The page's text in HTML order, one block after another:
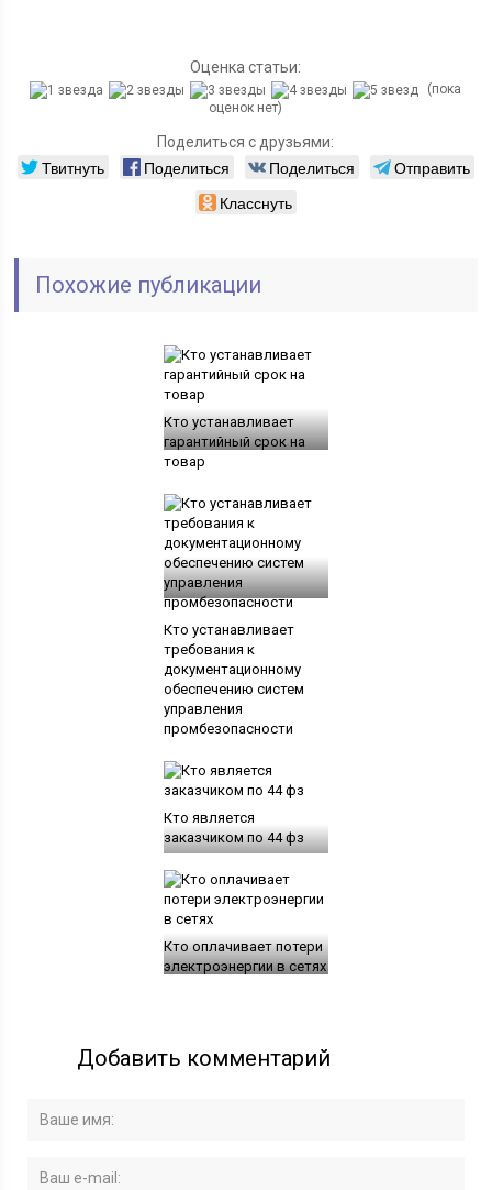
Оценка статьи:
(пока
оценок нет)
Поделиться с друзьями:
Твитнуть Поделиться Поделиться
Отправить
Класснуть
Похожие публикации
Кто устанавливает
гарантийный срок на
товар
Кто устанавливает
требования к
документационному
обеспечению систем
управления
промбезопасности
Кто является
заказчиком по 44 фз
Кто оплачивает потери
электроэнергии в сетях
Добавить комментарий